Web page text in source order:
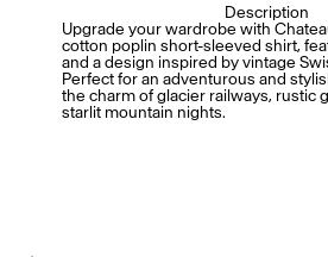
Description
Upgrade your wardrobe with
cotton poplin short-sleeved shirt,
and a design inspired by vintage
Perfect for an adventurous and
the charm of glacier railways, rustic
starlit mountain nights.